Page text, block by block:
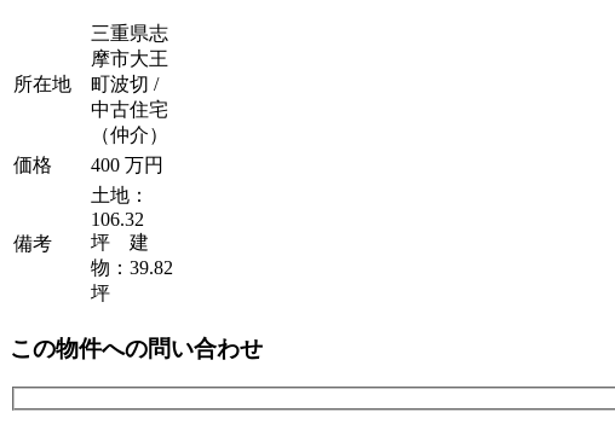
所在地
三重県志
摩市大王
町波切 /
中古住宅
（仲介）
価格
400 万円
備考
土地：
106.32
坪 建
物：39.82
坪
この物件への問い合わせ